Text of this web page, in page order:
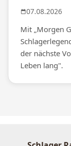
07.08.2026
Mit „Morgen
der nächste
Leben lang".